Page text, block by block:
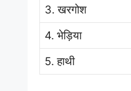
3. खरगोश
4. भेड़िया
5. हाथी